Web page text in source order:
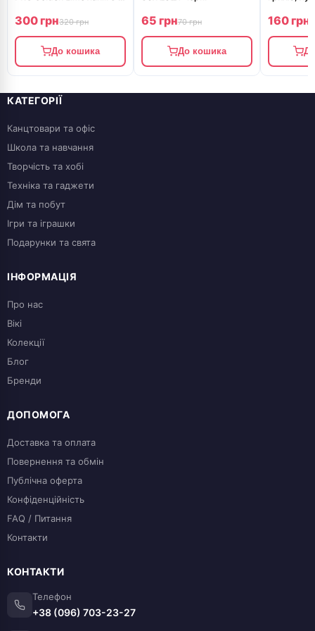
300 грн320 грн
До кошика
65 грн70 грн
До кошика
шт/ящ)
160 грн
КАТЕГОРІЇ
Канцтовари та офіс
Школа та навчання
Творчість та хобі
Техніка та гаджети
Дім та побут
Ігри та іграшки
Подарунки та свята
ІНФОРМАЦІЯ
Про нас
Вікі
Колекції
Блог
Бренди
ДОПОМОГА
Доставка та оплата
Повернення та обмін
Публічна оферта
Конфіденційність
FAQ / Питання
Контакти
КОНТАКТИ
Телефон
+38 (096) 703-23-27